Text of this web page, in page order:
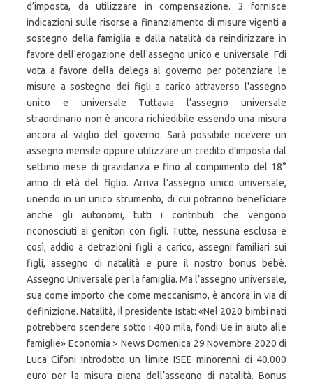
d’imposta, da utilizzare in compensazione. 3 fornisce
indicazioni sulle risorse a finanziamento di misure vigenti a
sostegno della famiglia e dalla natalità da reindirizzare in
favore dell'erogazione dell'assegno unico e universale. Fdi
vota a favore della delega al governo per potenziare le
misure a sostegno dei figli a carico attraverso l'assegno
unico e universale Tuttavia l’assegno universale
straordinario non è ancora richiedibile essendo una misura
ancora al vaglio del governo. Sarà possibile ricevere un
assegno mensile oppure utilizzare un credito d’imposta dal
settimo mese di gravidanza e fino al compimento del 18°
anno di età del figlio. Arriva l’assegno unico universale,
unendo in un unico strumento, di cui potranno beneficiare
anche gli autonomi, tutti i contributi che vengono
riconosciuti ai genitori con figli. Tutte, nessuna esclusa e
così, addio a detrazioni figli a carico, assegni familiari sui
figli, assegno di natalità e pure il nostro bonus bebè.
Assegno Universale per la famiglia. Ma l’assegno universale,
sua come importo che come meccanismo, è ancora in via di
definizione. Natalità, il presidente Istat: «Nel 2020 bimbi nati
potrebbero scendere sotto i 400 mila, fondi Ue in aiuto alle
famiglie» Economia > News Domenica 29 Novembre 2020 di
Luca Cifoni Introdotto un limite ISEE minorenni di 40.000
euro per la misura piena dell’assegno di natalità. Bonus